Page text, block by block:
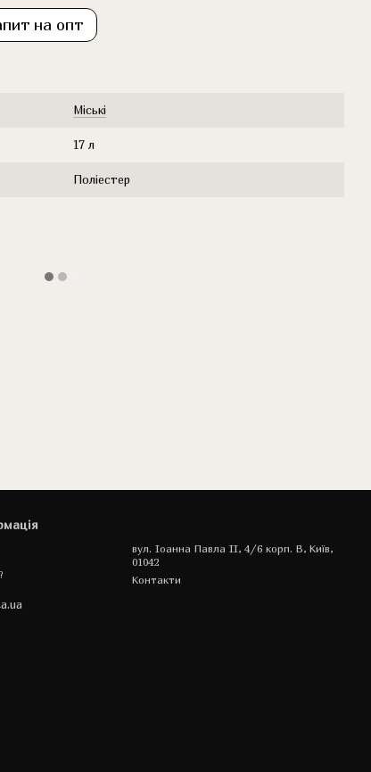
на опт
Міські
17 л
Поліестер
вул. Іоанна Павла II, 4/6 корп. В, Київ,
01042
Контакти